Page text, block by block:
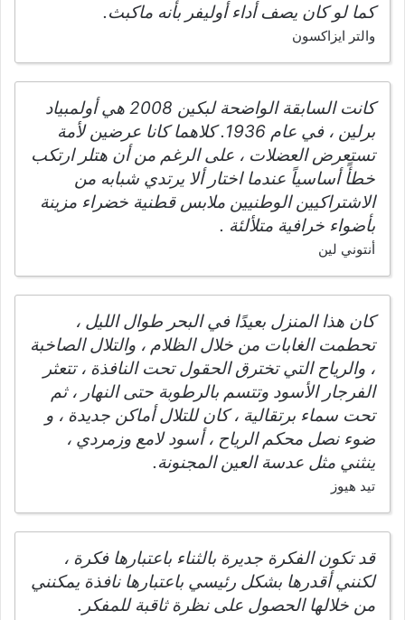
كما لو كان يصف أداء أوليفر بأنه ماكبث.
والتر ايزاكسون
كانت السابقة الواضحة لبكين 2008 هي أولمبياد
برلين ، في عام 1936. كلاهما كانا عرضين لأمة
تستعرض العضلات ، على الرغم من أن هتلر ارتكب
خطأً أساسياً عندما اختار ألا يرتدي شبابه من
الاشتراكيين الوطنيين ملابس قطنية خضراء مزينة
بأضواء خرافية متلألئة .
أنتوني لين
كان هذا المنزل بعيدًا في البحر طوال الليل ،
تحطمت الغابات من خلال الظلام ، والتلال الصاخبة
، والرياح التي تخترق الحقول تحت النافذة ، تتعثر
الفرجار الأسود وتتسم بالرطوبة حتى النهار ، ثم
تحت سماء برتقالية ، كان للتلال أماكن جديدة ، و
ضوء نصل محكم الرياح ، أسود لامع وزمردي ،
ينثني مثل عدسة العين المجنونة.
تيد هيوز
قد تكون الفكرة جديرة بالثناء باعتبارها فكرة ،
لكنني أقدرها بشكل رئيسي باعتبارها نافذة يمكنني
من خلالها الحصول على نظرة ثاقبة للمفكر.